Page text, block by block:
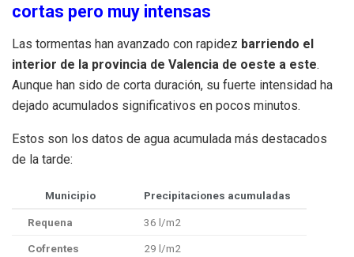
cortas pero muy intensas
Las tormentas han avanzado con rapidez barriendo el
interior de la provincia de Valencia de oeste a este.
Aunque han sido de corta duración, su fuerte intensidad ha
dejado acumulados significativos en pocos minutos.
Estos son los datos de agua acumulada más destacados
de la tarde:
Municipio Precipitaciones acumuladas
Requena 36 l/m2
Cofrentes 29 l/m2